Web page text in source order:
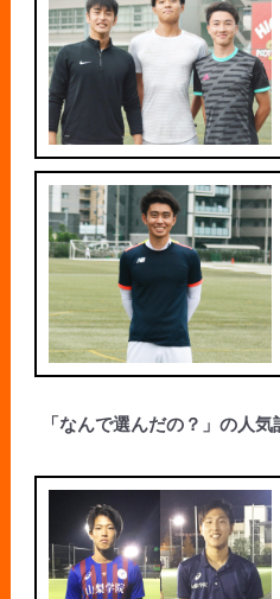
「なんで選んだの？」の人気